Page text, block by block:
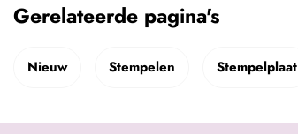
Gerelateerde pagina's
Nieuw Stempelen Stempelplaat